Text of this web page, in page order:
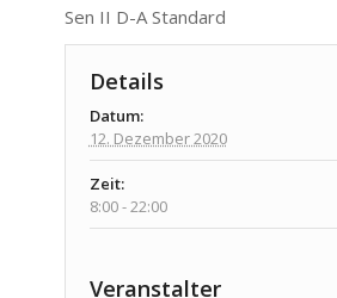
Sen II D-A Standard
Details
Datum:
12. Dezember 2020
Zeit:
8:00 - 22:00
Veranstalter